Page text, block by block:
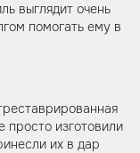
выглядит очень
помогать ему в
просто изготовили
их в дар